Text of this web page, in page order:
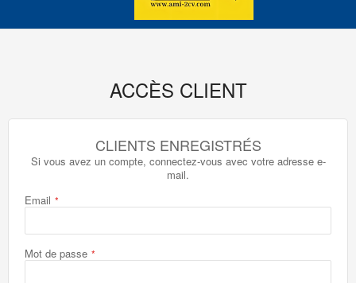
ACCÈS CLIENT
CLIENTS ENREGISTRÉS
Si vous avez un compte, connectez-vous avec votre adresse e-
mail.
Email
Mot de passe